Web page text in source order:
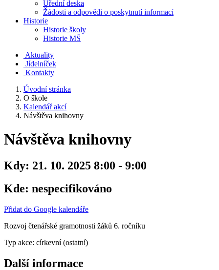
Úřední deska
Žádosti a odpovědi o poskytnutí informací
Historie
Historie školy
Historie MŠ
Aktuality
Jídelníček
Kontakty
Úvodní stránka
O škole
Kalendář akcí
Návštěva knihovny
Návštěva knihovny
Kdy: 21. 10. 2025 8:00 - 9:00
Kde: nespecifikováno
Přidat do Google kalendáře
Rozvoj čtenářské gramotnosti žáků 6. ročníku
Typ akce: církevní (ostatní)
Další informace